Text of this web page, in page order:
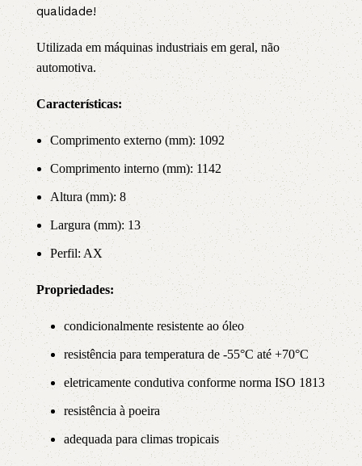
qualidade!
Utilizada em máquinas industriais em geral, não
automotiva.
Características:
Comprimento externo (mm): 1092
Comprimento interno (mm): 1142
Altura (mm): 8
Largura (mm): 13
Perfil: AX
Propriedades:
condicionalmente resistente ao óleo
resistência para temperatura de -55°C até +70°C
eletricamente condutiva conforme norma ISO 1813
resistência à poeira
adequada para climas tropicais